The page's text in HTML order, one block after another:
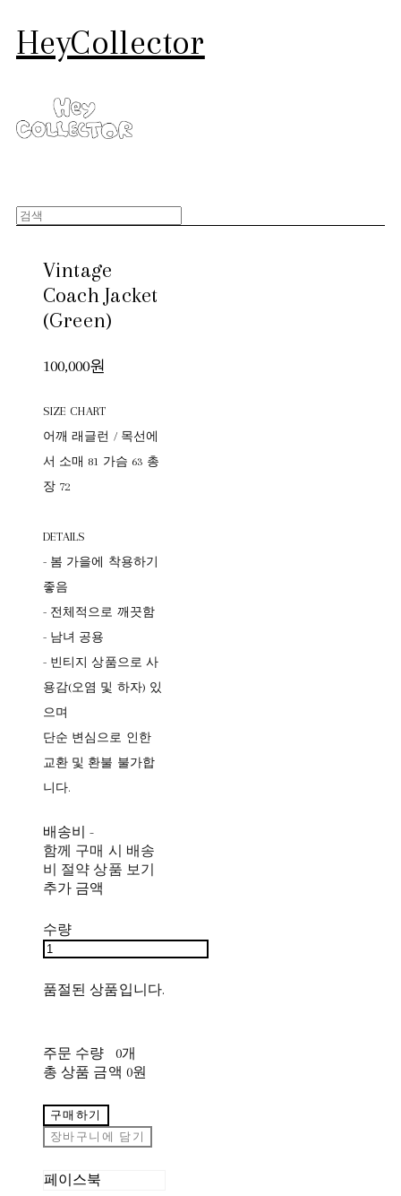
HeyCollector
Vintage
Coach Jacket
(Green)
100,000원
SIZE CHART
어깨 래글런 / 목선에
서 소매 81 가슴 63 총
장 72
DETAILS
- 봄 가을에 착용하기
좋음
- 전체적으로 깨끗함
- 남녀 공용
- 빈티지 상품으로 사
용감(오염 및 하자) 있
으며
단순 변심으로 인한
교환 및 환불 불가합
니다.
배송비-
함께 구매 시 배송
비 절약 상품 보기
추가 금액
수량
품절된 상품입니다.
주문 수량
0개
총 상품 금액 0원
구매하기
장바구니에 담기
페이스북